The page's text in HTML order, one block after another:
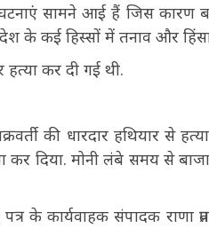
सामने आई हैं जिस कारण
के कई हिस्सों में तनाव और
हत्या कर दी गई थी.
की धारदार हथियार से
दिया. मोनी लंबे समय से
के कार्यवाहक संपादक राणा